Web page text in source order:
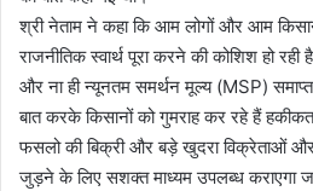
श्री नेताम ने कहा कि आम लोगों और आम
राजनीतिक स्वार्थ पूरा करने की कोशिश हो रही
और ना ही न्यूनतम समर्थन मूल्य (MSP) समाप्त
बात करके किसानों को गुमराह कर रहे हैं
फसलो की बिक्री और बड़े खुदरा विक्रेताओं और
जुड़ने के लिए सशक्त माध्यम उपलब्ध कराएगा